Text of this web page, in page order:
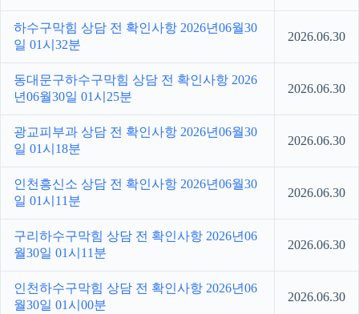
하수구막힘 상담 전 확인사항 2026년06월30
일 01시32분
2026.06.30
동대문구하수구막힘 상담 전 확인사항 2026
년06월30일 01시25분
2026.06.30
광교피부과 상담 전 확인사항 2026년06월30
일 01시18분
2026.06.30
인천흥신소 상담 전 확인사항 2026년06월30
일 01시11분
2026.06.30
구리하수구막힘 상담 전 확인사항 2026년06
월30일 01시11분
2026.06.30
인천하수구막힘 상담 전 확인사항 2026년06
월30일 01시00분
2026.06.30